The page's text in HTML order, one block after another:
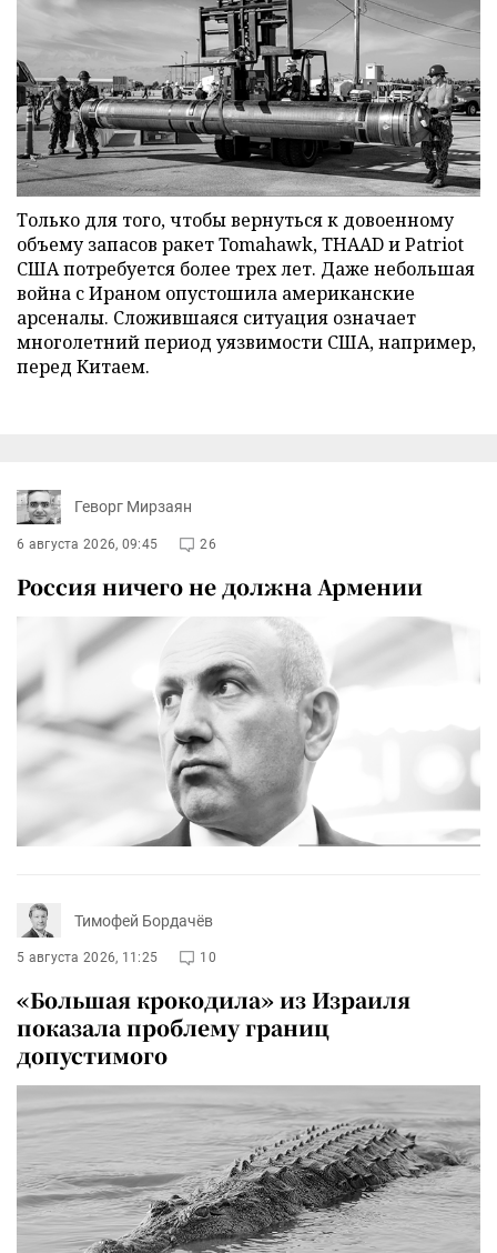
Только для того, чтобы вернуться к довоенному
объему запасов ракет Tomahawk, THAAD и Patriot
США потребуется более трех лет. Даже небольшая
война с Ираном опустошила американские
арсеналы. Сложившаяся ситуация означает
многолетний период уязвимости США, например,
перед Китаем.
Геворг Мирзаян
6 августа 2026, 09:45 26
Россия ничего не должна Армении
Тимофей Бордачёв
5 августа 2026, 11:25 10
«Большая крокодила» из Израиля
показала проблему границ
допустимого